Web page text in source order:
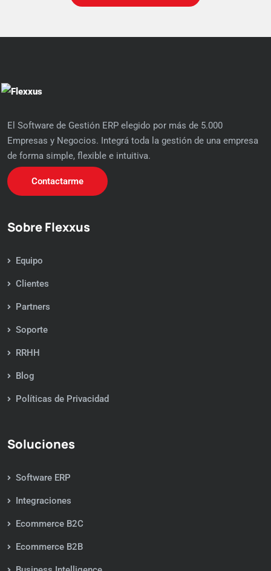
El Software de Gestión ERP elegido por más de 5.000
Empresas y Negocios. Integrá toda la gestión de una empresa
de forma simple, flexible e intuitiva.
Contactarme
Sobre Flexxus
Equipo
Clientes
Partners
Soporte
RRHH
Blog
Políticas de Privacidad
Soluciones
Software ERP
Integraciones
Ecommerce B2C
Ecommerce B2B